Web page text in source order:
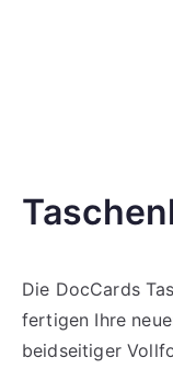
Die DocCards
fertigen Ihre
beidseitiger